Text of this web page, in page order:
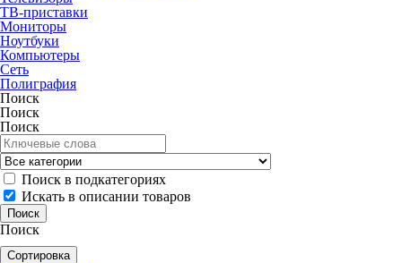
ТВ-приставки
Мониторы
Ноутбуки
Компьютеры
Сеть
Полиграфия
Поиск
Поиск
Поиск
Поиск в подкатегориях
Искать в описании товаров
Поиск
Сортировка